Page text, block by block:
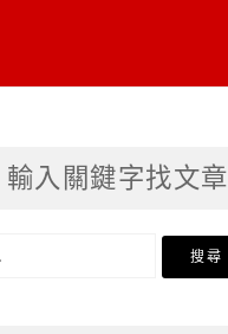
輸入關鍵字找文章